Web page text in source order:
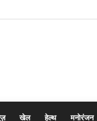
खेल हेल्थ मनोरंजन